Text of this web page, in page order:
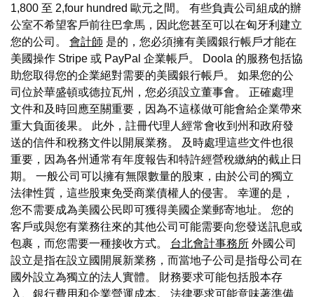
1,800 至 2,four hundred 歐元之間。 有些負責公司組成的辦
公室不希望客戶前往巴拿馬，因此您甚至可以在匈牙利建立
您的公司。 會計師 是的，您必須擁有美國銀行帳戶才能在
美國操作 Stripe 或 PayPal 企業帳戶。 Doola 的服務包括協
助您取得您的企業絕對需要的美國銀行帳戶。 如果您的公
司位於華盛頓或德拉瓦州，您必須設立董事會。 正確處理
文件和及時回應至關重要，因為不這樣做可能會給企業帶來
重大負面後果。 此外，註冊代理人經常會收到州和政府發
送的信件和稅務文件以開展業務。 及時處理這些文件也很
重要，因為各州通常有年度報告和特許經營稅繳納的截止日
期。 一般公司可以擁有無限數量的股東，由於公司的獨立
法律性質，這些股東免受商業債權人的侵害。 幸運的是，
您不需要成為美國公民即可獲得美國企業郵寄地址。 您的
客戶或與您有業務往來的其他公司可能需要向您發送訊息或
包裹，而您需要一種接收方式。 台北會計事務所 外國公司
設立是指在設立國開展新業務，而當地子公司是指母公司在
國外設立為獨立的法人實體。 財務要求可能包括股本存
入、銀行費用和企業營運成本。 法律要求可能意味著準備